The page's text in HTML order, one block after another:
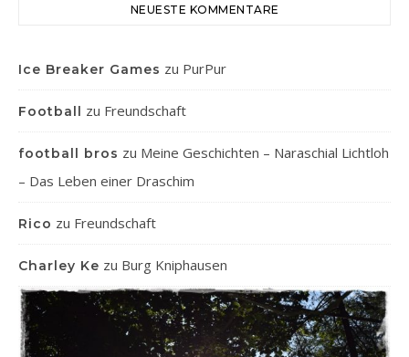
NEUESTE KOMMENTARE
Ice Breaker Games zu PurPur
Football zu Freundschaft
football bros zu Meine Geschichten – Naraschial Lichtloh
– Das Leben einer Draschim
Rico zu Freundschaft
Charley Ke zu Burg Kniphausen